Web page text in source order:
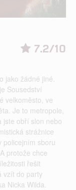
7.2/10
jako žádné jiné.
Sousedství
velkoměsto, ve
Je to metropole,
jste obří slon nebo
strážnice
policejním sboru
protože chce
řešit
vzít do party
Nicka Wilda.